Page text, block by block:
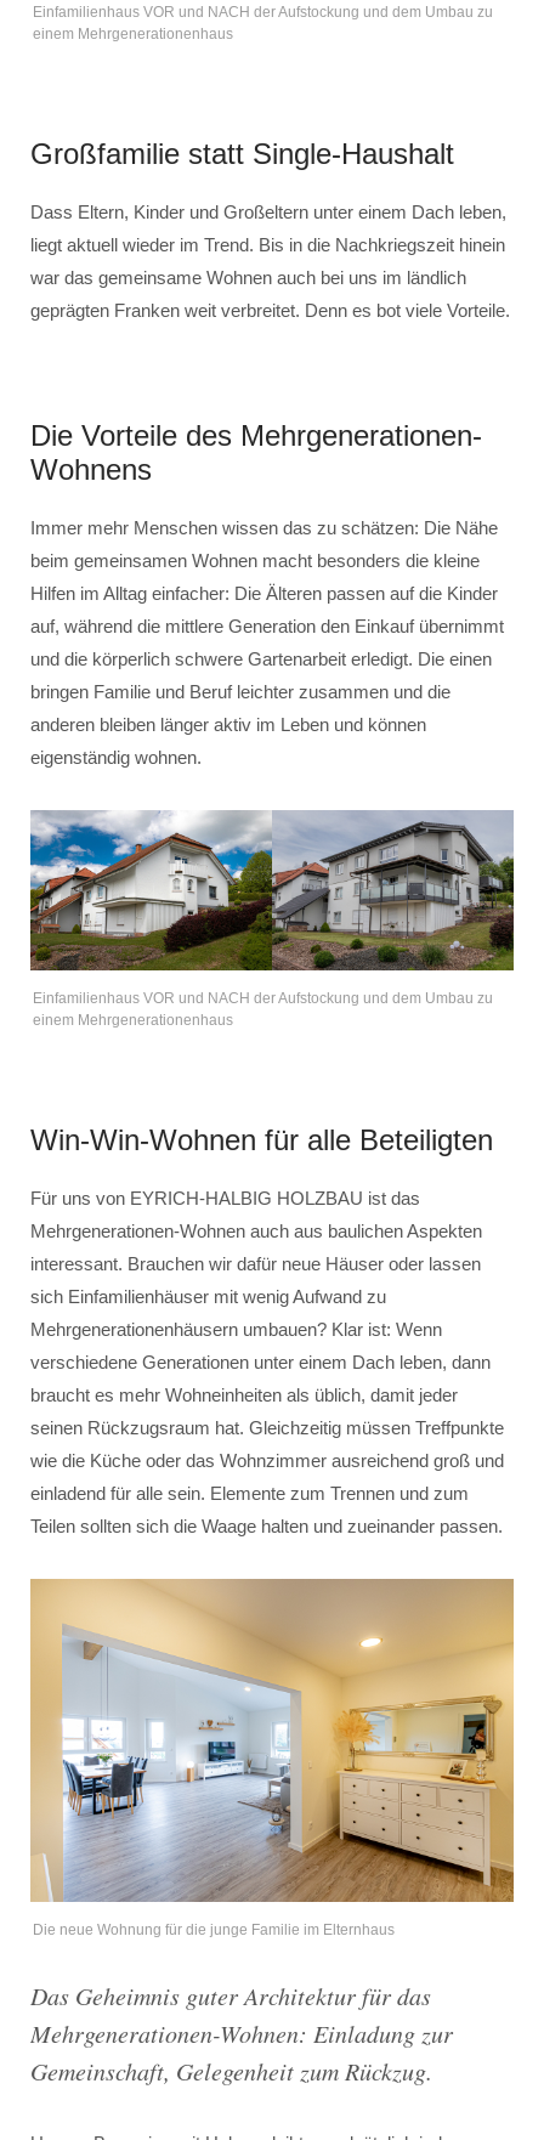
Einfamilienhaus VOR und NACH der Aufstockung und dem Umbau zu
einem Mehrgenerationenhaus
Großfamilie statt Single-Haushalt
Dass Eltern, Kinder und Großeltern unter einem Dach leben,
liegt aktuell wieder im Trend. Bis in die Nachkriegszeit hinein
war das gemeinsame Wohnen auch bei uns im ländlich
geprägten Franken weit verbreitet. Denn es bot viele Vorteile.
Die Vorteile des Mehrgenerationen-
Wohnens
Immer mehr Menschen wissen das zu schätzen: Die Nähe
beim gemeinsamen Wohnen macht besonders die kleine
Hilfen im Alltag einfacher: Die Älteren passen auf die Kinder
auf, während die mittlere Generation den Einkauf übernimmt
und die körperlich schwere Gartenarbeit erledigt. Die einen
bringen Familie und Beruf leichter zusammen und die
anderen bleiben länger aktiv im Leben und können
eigenständig wohnen.
Einfamilienhaus VOR und NACH der Aufstockung und dem Umbau zu
einem Mehrgenerationenhaus
Win-Win-Wohnen für alle Beteiligten
Für uns von EYRICH-HALBIG HOLZBAU ist das
Mehrgenerationen-Wohnen auch aus baulichen Aspekten
interessant. Brauchen wir dafür neue Häuser oder lassen
sich Einfamilienhäuser mit wenig Aufwand zu
Mehrgenerationenhäusern umbauen? Klar ist: Wenn
verschiedene Generationen unter einem Dach leben, dann
braucht es mehr Wohneinheiten als üblich, damit jeder
seinen Rückzugsraum hat. Gleichzeitig müssen Treffpunkte
wie die Küche oder das Wohnzimmer ausreichend groß und
einladend für alle sein. Elemente zum Trennen und zum
Teilen sollten sich die Waage halten und zueinander passen.
Die neue Wohnung für die junge Familie im Elternhaus
Das Geheimnis guter Architektur für das
Mehrgenerationen-Wohnen: Einladung zur
Gemeinschaft, Gelegenheit zum Rückzug.